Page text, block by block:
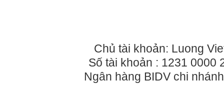
Chủ tài khoản: Luong
Số tài khoản : 1231 0000
Ngân hàng BIDV chi